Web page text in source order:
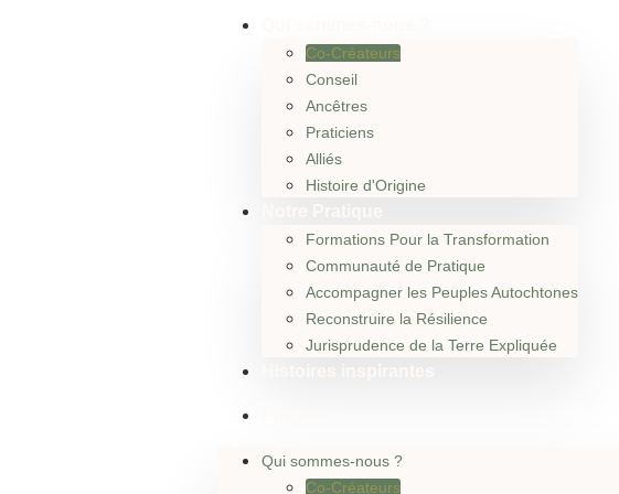
Co-Créateurs
Conseil
Ancêtres
Praticiens
Alliés
Histoire d'Origine
Formations Pour la Transformation
Communauté de Pratique
Accompagner les Peuples Autochtones
Reconstruire la Résilience
Jurisprudence de la Terre Expliquée
Qui sommes-nous ?
Co-Créateurs